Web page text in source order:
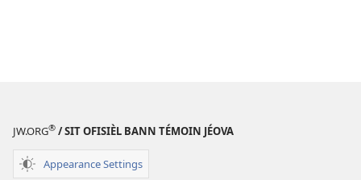
JW.ORG® / SIT OFISIÈL BANN TÉMOIN JÉOVA
Appearance Settings